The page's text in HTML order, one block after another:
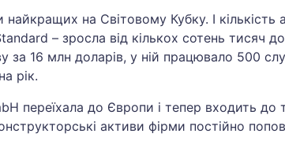
на Світовому Кубку. І кількість
– зросла від кількох сотень тисяч до
16 млн доларів, у ній працювало 500
рік.
переїхала до Європи і тепер входить до
активи фірми постійно